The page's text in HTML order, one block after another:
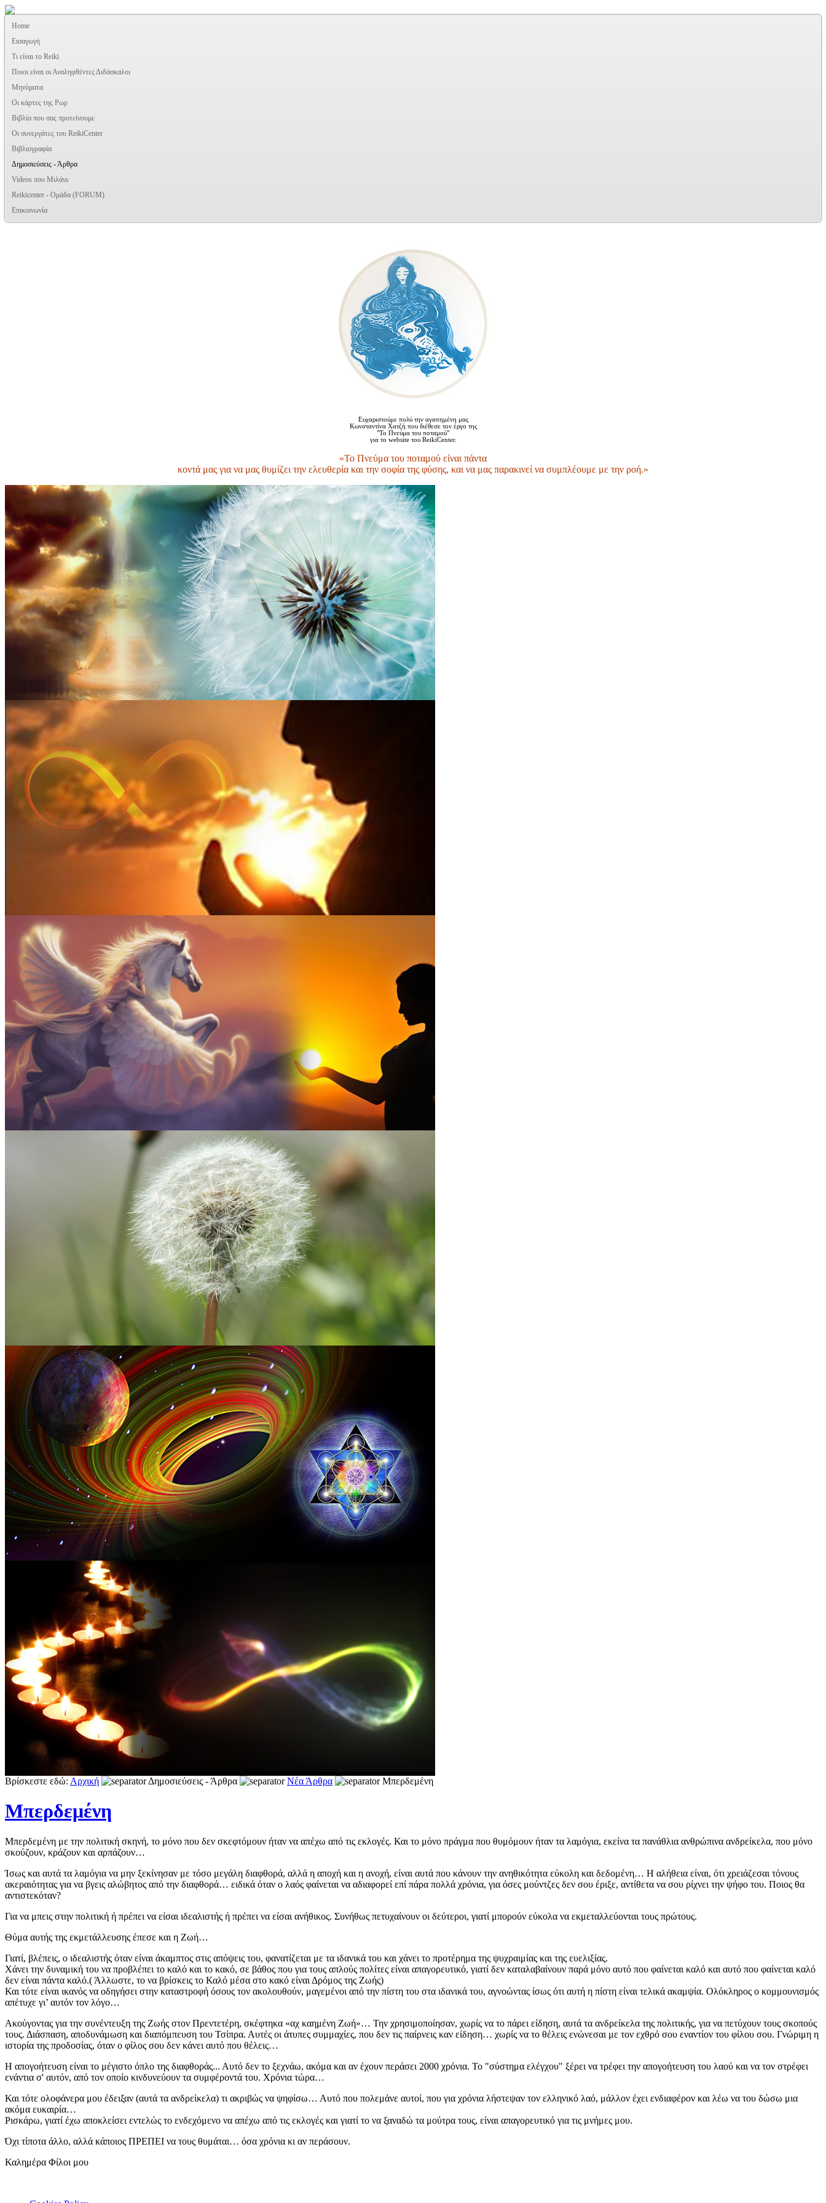
Home
Εισαγωγή
Τι είναι το Reiki
Ποιοι είναι οι Αναληφθέντες Διδάσκαλοι
Μηνύματα
Οι κάρτες της Ρωρ
Βιβλία που σας προτείνουμε
Oι συνεργάτες του ReikiCenter
Βιβλιογραφία
Δημοσιεύσεις - Άρθρα
Videos που Μιλάνε
Reikicenter - Ομάδα (FORUM)
Επικοινωνία
Ευχαριστούμε πολύ την αγαπημένη μας
Κωνσταντίνα Χατζή που διέθεσε τον έργο της
"Το Πνεύμα του ποταμού"
για το website του ReikiCenter.
«Το Πνεύμα του ποταμού είναι πάντα
κοντά μας για να μας θυμίζει την ελευθερία και την σοφία της φύσης, και να μας παρακινεί να συμπλέουμε με την ροή.»
Βρίσκεστε εδώ: Αρχική Δημοσιεύσεις - Άρθρα Νέα Άρθρα Mπερδεμένη
Mπερδεμένη
Mπερδεμένη με την πολιτική σκηνή, το μόνο που δεν σκεφτόμουν ήταν να απέχω από τις εκλογές. Και το μόνο πράγμα που θυμόμουν ήταν τα λαμόγια, εκείνα τα πανάθλια ανθρώπινα ανδρείκελα, που μόνο
σκούζουν, κράζουν και αρπάζουν…
Ίσως και αυτά τα λαμόγια να μην ξεκίνησαν με τόσο μεγάλη διαφθορά, αλλά η αποχή και η ανοχή, είναι αυτά που κάνουν την ανηθικότητα εύκολη και δεδομένη… Η αλήθεια είναι, ότι χρειάζεσαι τόνους
ακεραιότητας για να βγεις αλώβητος από την διαφθορά… ειδικά όταν ο λαός φαίνεται να αδιαφορεί επί πάρα πολλά χρόνια, για όσες μούντζες δεν σου έριξε, αντίθετα να σου ρίχνει την ψήφο του. Ποιος θα
αντιστεκόταν?
Για να μπεις στην πολιτική ή πρέπει να είσαι ιδεαλιστής ή πρέπει να είσαι ανήθικος. Συνήθως πετυχαίνουν οι δεύτεροι, γιατί μπορούν εύκολα να εκμεταλλεύονται τους πρώτους.
Θύμα αυτής της εκμετάλλευσης έπεσε και η Ζωή…
Γιατί, βλέπεις, ο ιδεαλιστής όταν είναι άκαμπτος στις απόψεις του, φανατίζεται με τα ιδανικά του και χάνει το προτέρημα της ψυχραιμίας και της ευελιξίας.
Χάνει την δυναμική του να προβλέπει το καλό και το κακό, σε βάθος που για τους απλούς πολίτες είναι απαγορευτικό, γιατί δεν καταλαβαίνουν παρά μόνο αυτό που φαίνεται καλό και αυτό που φαίνεται καλό
δεν είναι πάντα καλό.( Άλλωστε, το να βρίσκεις το Καλό μέσα στο κακό είναι Δρόμος της Ζωής)
Και τότε είναι ικανός να οδηγήσει στην καταστροφή όσους τον ακολουθούν, μαγεμένοι από την πίστη του στα ιδανικά του, αγνοώντας ίσως ότι αυτή η πίστη είναι τελικά ακαμψία. Ολόκληρος ο κομμουνισμός
απέτυχε γι’ αυτόν τον λόγο…
Ακούγοντας για την συνέντευξη της Ζωής στον Πρεντετέρη, σκέφτηκα «αχ καημένη Ζωή»… Την χρησιμοποίησαν, χωρίς να το πάρει είδηση, αυτά τα ανδρείκελα της πολιτικής, για να πετύχουν τους σκοπούς
τους. Διάσπαση, αποδυνάμωση και διαπόμπευση του Τσίπρα. Αυτές οι άτυπες συμμαχίες, που δεν τις παίρνεις καν είδηση… χωρίς να το θέλεις ενώνεσαι με τον εχθρό σου εναντίον του φίλου σου. Γνώριμη η
ιστορία της προδοσίας, όταν ο φίλος σου δεν κάνει αυτό που θέλεις…
Η απογοήτευση είναι το μέγιστο όπλο της διαφθοράς... Αυτό δεν το ξεχνάω, ακόμα και αν έχουν περάσει 2000 χρόνια. Το "σύστημα ελέγχου" ξέρει να τρέφει την απογοήτευση του λαού και να τον στρέφει
ενάντια σ' αυτόν, από τον οποίο κινδυνεύουν τα συμφέροντά του. Χρόνια τώρα…
Και τότε ολοφάνερα μου έδειξαν (αυτά τα ανδρείκελα) τι ακριβώς να ψηφίσω… Αυτό που πολεμάνε αυτοί, που για χρόνια λήστεψαν τον ελληνικό λαό, μάλλον έχει ενδιαφέρον και λέω να του δώσω μια
ακόμα ευκαιρία…
Ρισκάρω, γιατί έχω αποκλείσει εντελώς το ενδεχόμενο να απέχω από τις εκλογές και γιατί το να ξαναδώ τα μούτρα τους, είναι απαγορευτικό για τις μνήμες μου.
Όχι τίποτα άλλο, αλλά κάποιος ΠΡΕΠΕΙ να τους θυμάται… όσα χρόνια κι αν περάσουν.
Καλημέρα Φίλοι μου